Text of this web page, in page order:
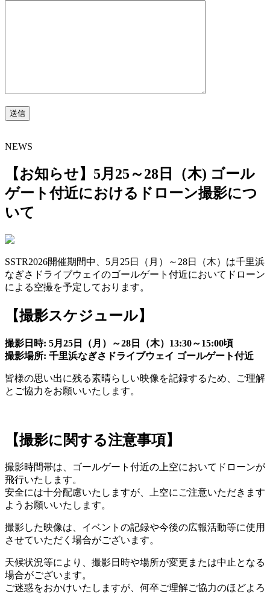
NEWS
【お知らせ】5月25～28日（木) ゴール
ゲート付近におけるドローン撮影につ
いて
SSTR2026開催期間中、5月25日（月）～28日（木）は千里浜
なぎさドライブウェイのゴールゲート付近においてドローン
による空撮を予定しております。
【撮影スケジュール】
撮影日時: 5月25日（月）～28日（木）13:30～15:00頃
撮影場所: 千里浜なぎさドライブウェイ ゴールゲート付近
皆様の思い出に残る素晴らしい映像を記録するため、ご理解
とご協力をお願いいたします。
【撮影に関する注意事項】
撮影時間帯は、ゴールゲート付近の上空においてドローンが
飛行いたします。
安全には十分配慮いたしますが、上空にご注意いただきます
ようお願いいたします。
撮影した映像は、イベントの記録や今後の広報活動等に使用
させていただく場合がございます。
天候状況等により、撮影日時や場所が変更または中止となる
場合がございます。
ご迷惑をおかけいたしますが、何卒ご理解ご協力のほどよろ